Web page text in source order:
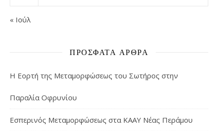
« Ιούλ
ΠΡΌΣΦΑΤΑ ΆΡΘΡΑ
Η Εορτή της Μεταμορφώσεως του Σωτήρος στην
Παραλία Οφρυνίου
Εσπερινός Μεταμορφώσεως στα ΚΑΑΥ Νέας Περάμου